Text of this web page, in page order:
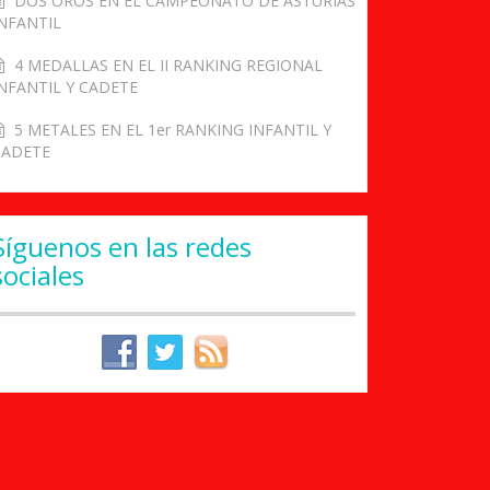
4 MEDALLAS EN EL II RANKING REGIONAL
Y CADETE
5 METALES EN EL 1er RANKING INFANTIL Y
en las redes